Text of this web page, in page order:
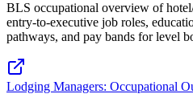
BLS occupational overview of
entry-to-executive job roles,
pathways, and pay bands for level
Lodging Managers: Occupational